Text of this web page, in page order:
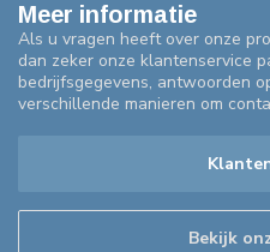
Meer informatie
Als u vragen heeft over onze
dan zeker onze klantenservice
bedrijfsgegevens, antwoorden
verschillende manieren om
Bekijk